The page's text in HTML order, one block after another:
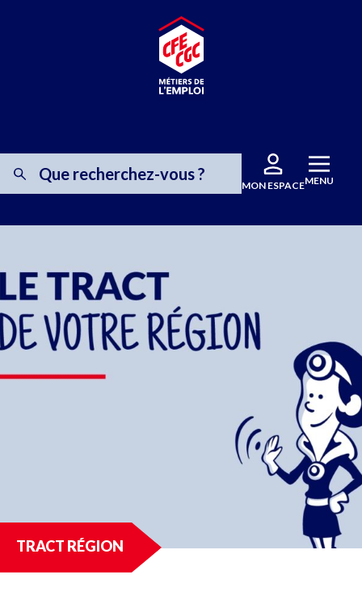
MON ESPACEMENU
TRACT RÉGION